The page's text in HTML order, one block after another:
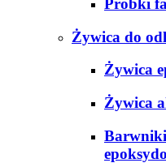
Próbki
Żywica do
Żywica
Żywica